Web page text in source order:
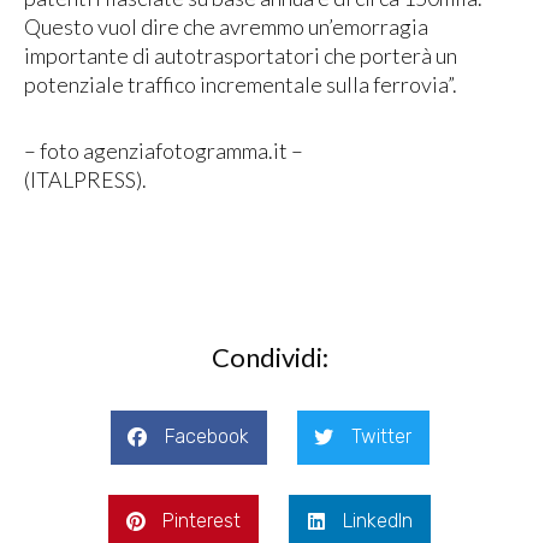
Questo vuol dire che avremmo un’emorragia
importante di autotrasportatori che porterà un
potenziale traffico incrementale sulla ferrovia”.
– foto agenziafotogramma.it –
(ITALPRESS).
Condividi:
Facebook Twitter
Pinterest LinkedIn